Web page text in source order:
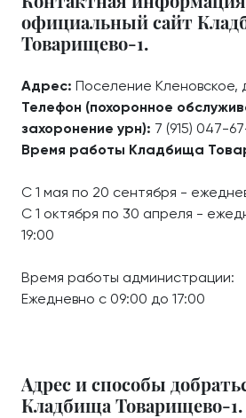
официальный сайт
Товарищево-1.
Адрес: Поселение Кленовское,
Телефон (похоронное
захоронение урн): 7 (915) 047-
Время работы Кладбища
С 1 мая по 20 сентября -
С 1 октября по 30 апреля -
19:00
Время работы администрации:
Ежедневно с 09:00 до 17:00
Адрес и способы
Кладбища Товарищево-1.